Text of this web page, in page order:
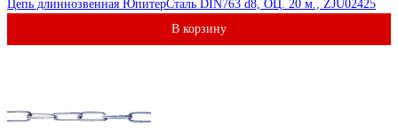
Цепь длиннозвенная ЮпитерСталь DIN763 d8, ОЦ. 20 м., ZJU02425
В корзину